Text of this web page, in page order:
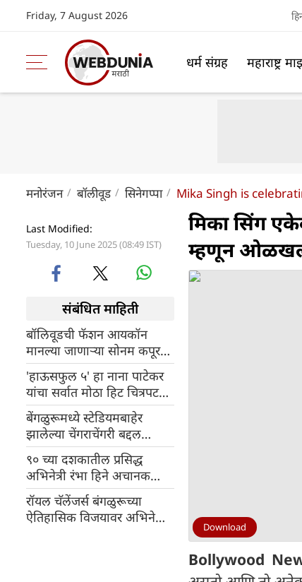
Friday, 7 August 2026
धर्म संग्रह महाराष्ट्र
मनोरंजन बॉलीवूड सिनेगप्पा Mika Singh is
Last Modified:
Tuesday, 10 June 2025 (08:49 IST)
संबंधित माहिती
बॉलिवूडची फॅशन आयकॉन
मानल्या जाणाऱ्या सोनम कपूरचा
प्रवास अनेकांसाठी आहे
प्रेरणादायी
'हाऊसफुल ५' हा नाना पाटेकर
यांचा सर्वात मोठा हिट चित्रपट
ठरला, आतापर्यंतच्या कमाईचे
सर्व रेकॉर्ड मोडले!
बेंगळुरूमध्ये स्टेडियमबाहेर
झालेल्या चेंगराचेंगरी बद्दल
अभिनेत्री अनुष्का शर्माने व्यक्त
केल तीव्र दुःख
९० च्या दशकातील प्रसिद्ध
अभिनेत्री रंभा हिने अचानक
बॉलिवूडला का दिला निरोप;
आता कुठे आहे?
रॉयल चॅलेंजर्स बंगळुरूच्या
ऐतिहासिक विजयावर अभिनेत्री
मिका सिंग
म्हणून
Download
Bollywood